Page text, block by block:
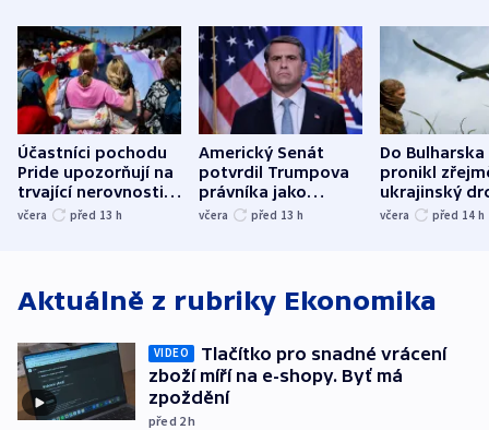
Účastníci pochodu
Pride upozorňují na
trvající nerovnosti i
společenskou
včera před 13 h
Americký Senát
potvrdil Trumpova
právníka jako
ministra
včera před 13 h
Do Bulharska
pronikl
ukrajinský
explodoval
včera před 14 h
Aktuálně z rubriky Ekonomika
VIDEO
Tlačítko pro snadné vrácení
zboží míří na e-shopy. Byť má
zpoždění
před 2h